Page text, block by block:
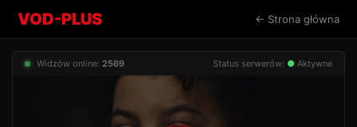
VOD-PLUS ← Strona główna
Widzów online: 2569 Status serwerów: ● Aktywne